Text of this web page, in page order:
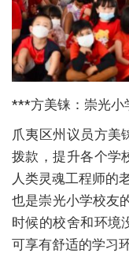
***方美铼：崇光
爪夷区州议员方美
拨款，提升各个学
人类灵魂工程师的
也是崇光小学校友
时候的校舍和环境
可享有舒适的学习环